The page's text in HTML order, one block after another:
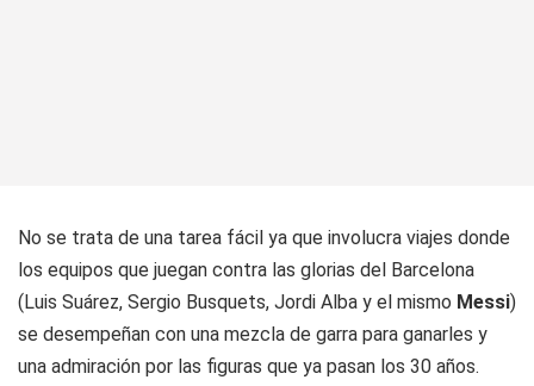
No se trata de una tarea fácil ya que involucra viajes donde
los equipos que juegan contra las glorias del Barcelona
(Luis Suárez, Sergio Busquets, Jordi Alba y el mismo Messi)
se desempeñan con una mezcla de garra para ganarles y
una admiración por las figuras que ya pasan los 30 años.